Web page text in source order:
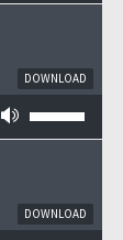
DOWNLOAD
DOWNLOAD